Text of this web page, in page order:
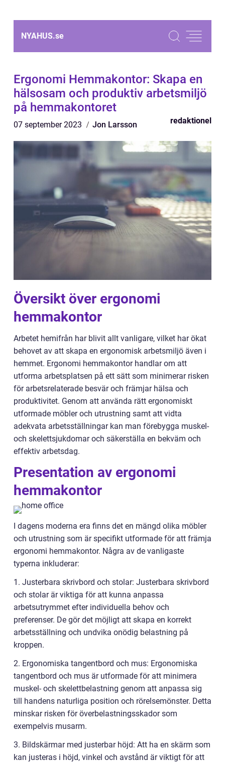
NYAHUS.se
Ergonomi Hemmakontor: Skapa en
hälsosam och produktiv arbetsmiljö
på hemmakontoret
07 september 2023 Jon Larsson redaktionel
Översikt över ergonomi
hemmakontor
Arbetet hemifrån har blivit allt vanligare, vilket har ökat
behovet av att skapa en ergonomisk arbetsmiljö även i
hemmet. Ergonomi hemmakontor handlar om att
utforma arbetsplatsen på ett sätt som minimerar risken
för arbetsrelaterade besvär och främjar hälsa och
produktivitet. Genom att använda rätt ergonomiskt
utformade möbler och utrustning samt att vidta
adekvata arbetsställningar kan man förebygga muskel-
och skelettsjukdomar och säkerställa en bekväm och
effektiv arbetsdag.
Presentation av ergonomi
hemmakontor
I dagens moderna era finns det en mängd olika möbler
och utrustning som är specifikt utformade för att främja
ergonomi hemmakontor. Några av de vanligaste
typerna inkluderar:
1. Justerbara skrivbord och stolar: Justerbara skrivbord
och stolar är viktiga för att kunna anpassa
arbetsutrymmet efter individuella behov och
preferenser. De gör det möjligt att skapa en korrekt
arbetsställning och undvika onödig belastning på
kroppen.
2. Ergonomiska tangentbord och mus: Ergonomiska
tangentbord och mus är utformade för att minimera
muskel- och skelettbelastning genom att anpassa sig
till handens naturliga position och rörelsemönster. Detta
minskar risken för överbelastningsskador som
exempelvis musarm.
3. Bildskärmar med justerbar höjd: Att ha en skärm som
kan justeras i höjd, vinkel och avstånd är viktigt för att